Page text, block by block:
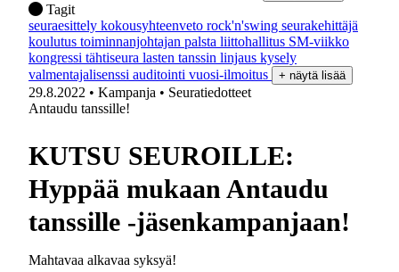
Tagit
seuraesittely kokousyhteenveto rock'n'swing seurakehittäjä
koulutus toiminnanjohtajan palsta liittohallitus SM-viikko
kongressi tähtiseura lasten tanssin linjaus kysely
valmentajalisenssi auditointi vuosi-ilmoitus + näytä lisää
29.8.2022 • Kampanja • Seuratiedotteet
Antaudu tanssille!
KUTSU SEUROILLE:
Hyppää mukaan Antaudu
tanssille -jäsenkampanjaan!
Mahtavaa alkavaa syksyä!